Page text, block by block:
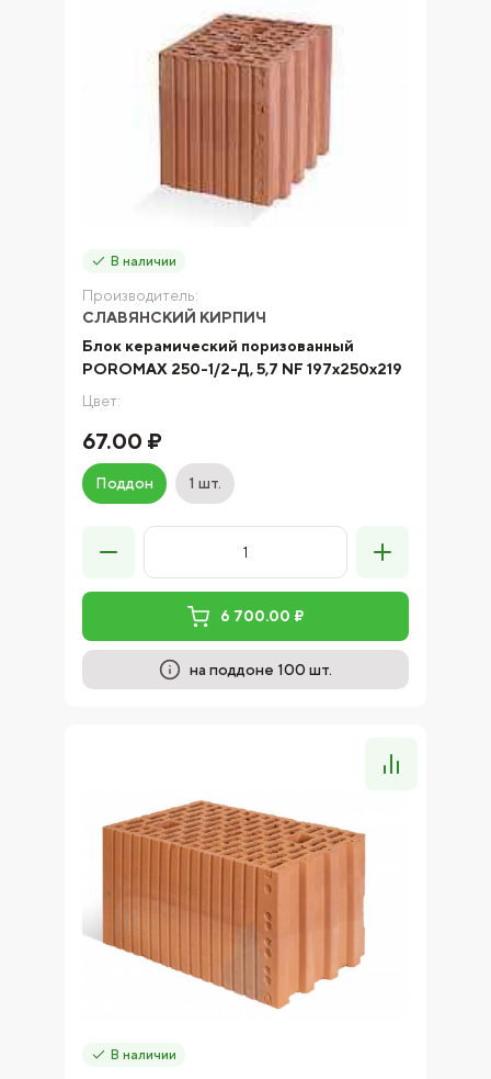
В наличии
Производитель:
СЛАВЯНСКИЙ КИРПИЧ
Блок керамический поризованный
POROMAX 250-1/2-Д, 5,7 NF 197х250х219
Цвет:
67.00 ₽
Поддон 1 шт.
6 700.00 ₽
на поддоне 100 шт.
В наличии